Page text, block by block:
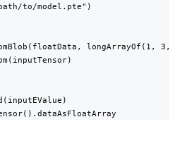
to/model.pte")
longArrayOf(1, 3,